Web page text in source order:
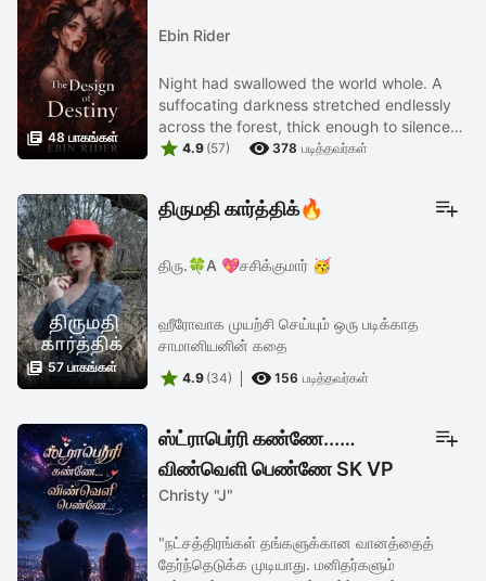
 48 பாகங்கள்
Ebin Rider
Night had swallowed the world whole. A
suffocating darkness stretched endlessly
across the forest, thick enough to silence
even the moonlight. Somewhere in that
 4.9 (57)  378 படித்தவர்கள்
 57 பாகங்கள்
திருமதி கார்த்திக்🔥
திரு.🍀A 💖சசிக்குமார் 🥳
ஹீரோவாக முயற்சி செய்யும் ஒரு படிக்காத
சாமானியனின் கதை
 4.9 (34)  156 படித்தவர்கள்
ஸ்ட்ராபெர்ரி கண்ணே...
விண்வெளி பெண்ணே SK VP
(98 parts)
Christy "J"
"நட்சத்திரங்கள் தங்களுக்கான வானத்தைத்
தேர்ந்தெடுக்க முடியாது. மனிதர்களும்